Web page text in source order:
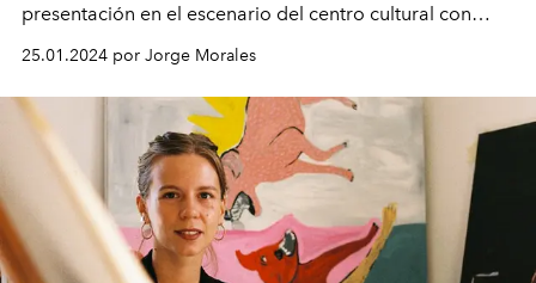
presentación en el escenario del centro cultural con
25.01.2024 por Jorge Morales